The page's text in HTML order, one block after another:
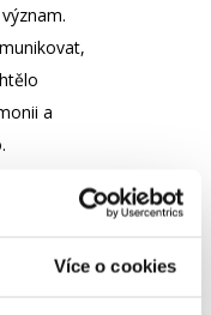
Více o cookies
a
a